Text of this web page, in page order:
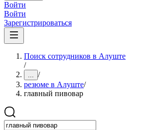
Войти
Войти
Зарегистрироваться
Поиск сотрудников в Алуште
/
... /
резюме в Алуште/
главный пивовар